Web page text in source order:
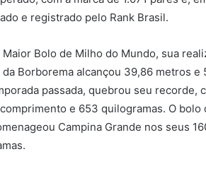
e registrado pelo Rank Brasil.
Maior Bolo de Milho do Mundo, sua
da Borborema alcançou 39,86 metros
passada, quebrou seu
e 653 quilogramas. O
Campina Grande nos seus